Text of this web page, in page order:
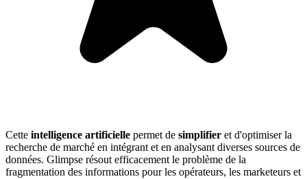
Cette intelligence artificielle permet de simplifier et d'optimiser la
recherche de marché en intégrant et en analysant diverses sources de
données. Glimpse résout efficacement le problème de la
fragmentation des informations pour les opérateurs, les marketeurs et